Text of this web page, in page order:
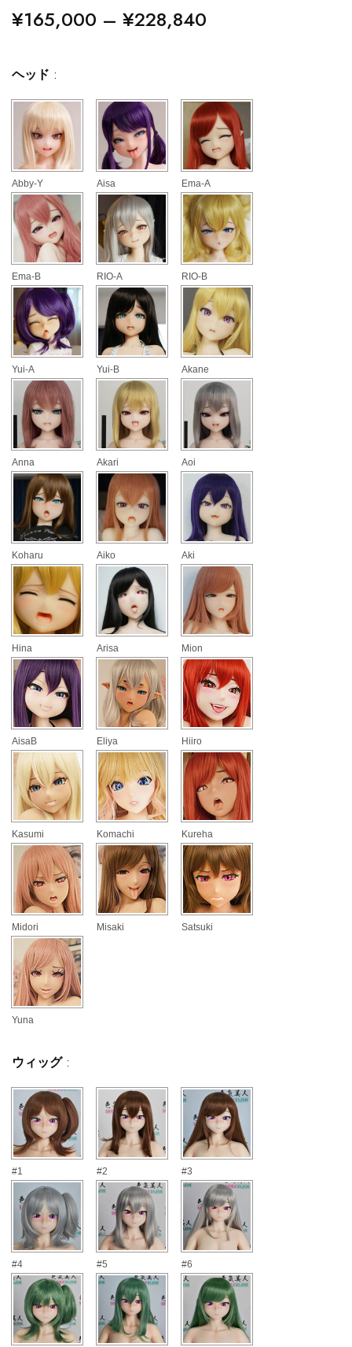
¥165,000 – ¥228,840
ヘッド :
Abby-Y Aisa Ema-A
Ema-B RIO-A RIO-B
Yui-A Yui-B Akane
Anna Akari Aoi
Koharu Aiko Aki
Hina Arisa Mion
AisaB Eliya Hiiro
Kasumi Komachi Kureha
Midori Misaki Satsuki
Yuna
ウィッグ :
#1 #2 #3
#4 #5 #6